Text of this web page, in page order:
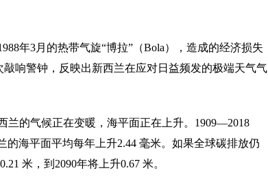
年3月的热带气旋“博拉”（Bola），造成的经济损失
响警钟，反映出新西兰在应对日益频发的极端天气气
兰的气候正在变暖，海平面正在上升。1909—2018
海平面平均每年上升2.44 毫米。如果全球碳排放仍
米，到2090年将上升0.67 米。